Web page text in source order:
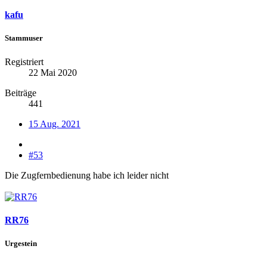
kafu
Stammuser
Registriert
22 Mai 2020
Beiträge
441
15 Aug. 2021
#53
Die Zugfernbedienung habe ich leider nicht
RR76
Urgestein